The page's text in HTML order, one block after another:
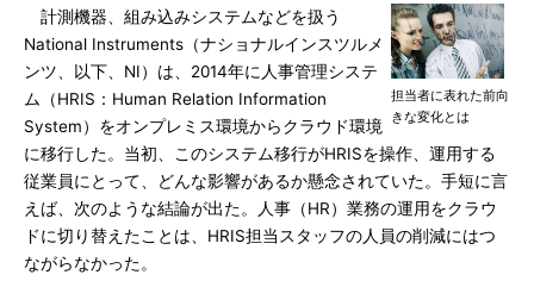
担当者に表れた前向
きな変化とは
計測機器、組み込みシステムなどを扱う
National Instruments（ナショナルインスツルメ
ンツ、以下、NI）は、2014年に人事管理システ
ム（HRIS：Human Relation Information
System）をオンプレミス環境からクラウド環境
に移行した。当初、このシステム移行がHRISを操作、運用する
従業員にとって、どんな影響があるか懸念されていた。手短に言
えば、次のような結論が出た。人事（HR）業務の運用をクラウ
ドに切り替えたことは、HRIS担当スタッフの人員の削減にはつ
ながらなかった。